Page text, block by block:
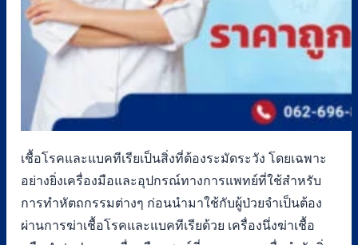
เชื้อโรคและแบคทีเรียเป็นสิ่งที่ต้องระมัดระวัง โดยเฉพาะ
อย่างยิ่งเครื่องมือและอุปกรณ์ทางการแพทย์ที่ใช้สำหรับ
การทำหัตถกรรมต่างๆ ก่อนนำมาใช้กับผู้ป่วยจำเป็นต้อง
ผ่านการฆ่าเชื้อโรคและแบคทีเรียด้วย เครื่องนึ่งฆ่าเชื้อ